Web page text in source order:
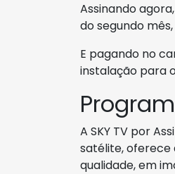
Assinando
do segundo
E pagando no
instalação para
A SKY TV por
satélite, oferece
qualidade, em